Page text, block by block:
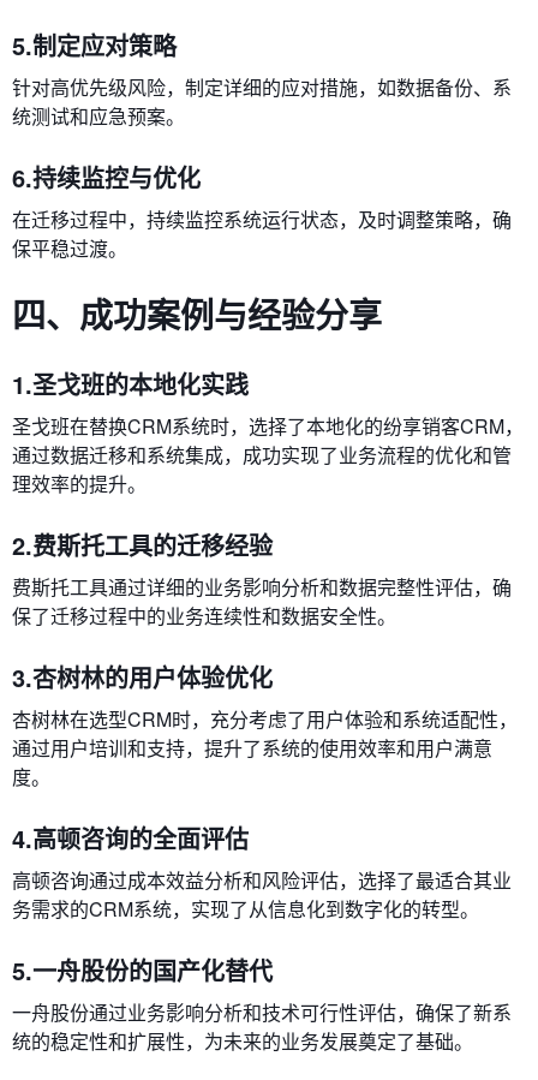
5.制定应对策略
针对高优先级风险，制定详细的应对措施，如数据备份、系
统测试和应急预案。
6.持续监控与优化
在迁移过程中，持续监控系统运行状态，及时调整策略，确
保平稳过渡。
四、成功案例与经验分享
1.圣戈班的本地化实践
圣戈班在替换CRM系统时，选择了本地化的纷享销客CRM，
通过数据迁移和系统集成，成功实现了业务流程的优化和管
理效率的提升。
2.费斯托工具的迁移经验
费斯托工具通过详细的业务影响分析和数据完整性评估，确
保了迁移过程中的业务连续性和数据安全性。
3.杏树林的用户体验优化
杏树林在选型CRM时，充分考虑了用户体验和系统适配性，
通过用户培训和支持，提升了系统的使用效率和用户满意
度。
4.高顿咨询的全面评估
高顿咨询通过成本效益分析和风险评估，选择了最适合其业
务需求的CRM系统，实现了从信息化到数字化的转型。
5.一舟股份的国产化替代
一舟股份通过业务影响分析和技术可行性评估，确保了新系
统的稳定性和扩展性，为未来的业务发展奠定了基础。